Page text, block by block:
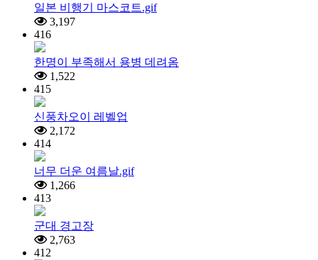
일본 비행기 마스코트.gif
3,197
416
한명이 부족해서 용병 데려옴
1,522
415
신풍차오이 레벨업
2,172
414
너무 더운 여름날.gif
1,266
413
군대 경고장
2,763
412